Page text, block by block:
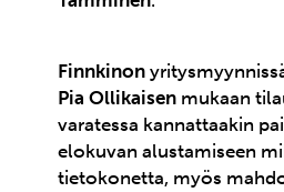
Finnkinon
Pia Ollikaisen mukaan
varatessa kannattaakin
elokuvan alustamiseen
tietokonetta, myös